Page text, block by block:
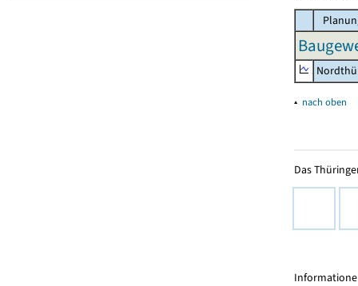
▴ nach oben
Das